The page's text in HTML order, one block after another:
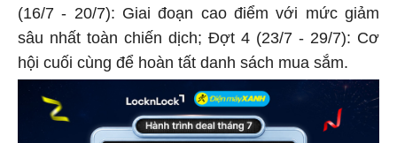
(16/7 - 20/7): Giai đoạn cao điểm với mức giảm
sâu nhất toàn chiến dịch; Đợt 4 (23/7 - 29/7): Cơ
hội cuối cùng để hoàn tất danh sách mua sắm.